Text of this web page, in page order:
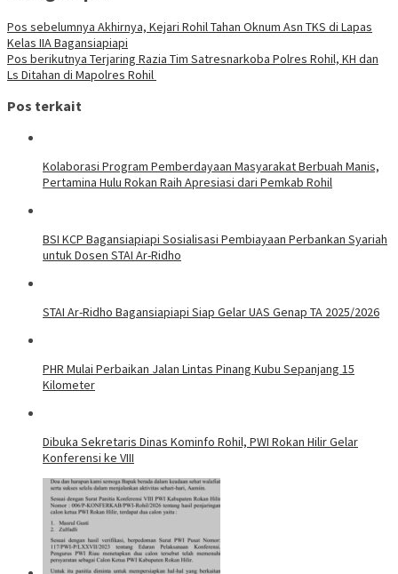
Pos sebelumnya Akhirnya, Kejari Rohil Tahan Oknum Asn TKS di Lapas
Kelas IIA Bagansiapiapi
Pos berikutnya Terjaring Razia Tim Satresnarkoba Polres Rohil, KH dan
Ls Ditahan di Mapolres Rohil
Pos terkait
Kolaborasi Program Pemberdayaan Masyarakat Berbuah Manis,
Pertamina Hulu Rokan Raih Apresiasi dari Pemkab Rohil
BSI KCP Bagansiapiapi Sosialisasi Pembiayaan Perbankan Syariah
untuk Dosen STAI Ar-Ridho
STAI Ar-Ridho Bagansiapiapi Siap Gelar UAS Genap TA 2025/2026
PHR Mulai Perbaikan Jalan Lintas Pinang Kubu Sepanjang 15
Kilometer
Dibuka Sekretaris Dinas Kominfo Rohil, PWI Rokan Hilir Gelar
Konferensi ke VIII